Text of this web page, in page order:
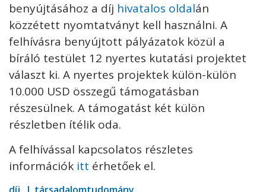
benyújtásához a díj hivatalos oldalán
közzétett nyomtatványt kell használni. A
felhívásra benyújtott pályázatok közül a
bíráló testület 12 nyertes kutatási projektet
választ ki. A nyertes projektek külön-külön
10.000 USD összegű támogatásban
részesülnek. A támogatást két külön
részletben ítélik oda.
A felhívással kapcsolatos részletes
információk itt érhetőek el.